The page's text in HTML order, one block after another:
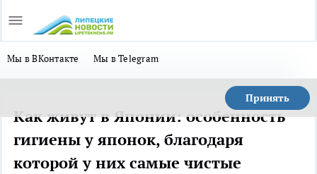
Мы в ВКонтакте Мы в Telegram
Принять
Как живут в Японии: особенность
гигиены у японок, благодаря
которой у них самые чистые